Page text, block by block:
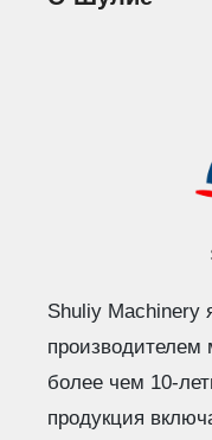
Shuliy Machinery
производителем
более чем 10-
продукция